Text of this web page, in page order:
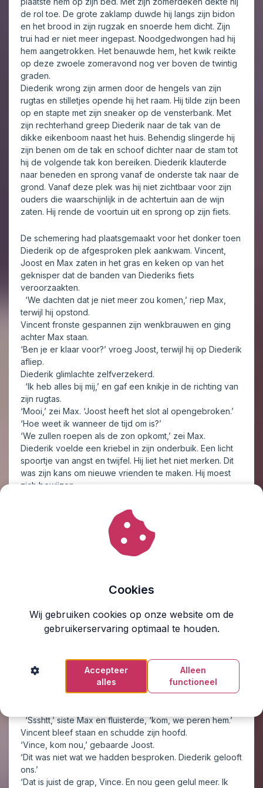
de rol toe. De grote zaklamp duwde hij langs zijn bidon
en het brood in zijn rugzak en snoerde hem dicht. Zijn
trui had er niet meer ingepast. Noodgedwongen had hij
hem aangetrokken. Het benauwde hem, het kwik reikte
op deze zwoele zomeravond nog ver boven de twintig
graden.
Diederik wrong zijn armen door de hengels van zijn
rugtas en stilletjes opende hij het raam. Hij tilde zijn been
op en stapte met zijn sneaker op de vensterbank. Met
zijn rechterhand greep Diederik naar de tak van de
dikke eikenboom naast het huis. Behendig slingerde hij
zijn benen om de tak en schoof dichter naar de stam tot
hij de volgende tak kon bereiken. Diederik klauterde
naar beneden en sprong vanaf de onderste tak naar de
grond. Vanaf deze plek was hij niet zichtbaar voor zijn
ouders die waarschijnlijk in de achtertuin aan de wijn
zaten. Hij rende de voortuin uit en sprong op zijn fiets.
De schemering had plaatsgemaakt voor het donker toen
Diederik op de afgesproken plek aankwam. Vincent,
Joost en Max zaten in het gras en keken op van het
geknisper dat de banden van Diederiks fiets
veroorzaakten.
‘We dachten dat je niet meer zou komen,’ riep Max,
terwijl hij opstond.
Vincent fronste gespannen zijn wenkbrauwen en ging
achter Max staan.
‘Ben je er klaar voor?’ vroeg Joost, terwijl hij op Diederik
afliep.
Diederik glimlachte zelfverzekerd.
‘Ik heb alles bij mij,’ en gaf een knikje in de richting van
zijn rugtas.
‘Mooi,’ zei Max. ‘Joost heeft het slot al opengebroken.’
‘Hoe weet ik wanneer de tijd om is?’
‘We zullen roepen als de zon opkomt,’ zei Max.
Diederik voelde een kriebel in zijn onderbuik. Een licht
spoortje van angst en twijfel. Hij liet het niet merken. Dit
was zijn kans om nieuwe vrienden te maken. Hij moest
zich bewijzen.
‘Natuurlijk,’ zei Diederik ferm.
In drie stappen was Joost bij de zware ijzeren deur met
het hangslot dat hij een half uur geleden met een
koevoet had opengebroken.
Diederik haalde zijn tas van zijn rug, trok de knoop uit
zaklamp eruit. Hij schoof de knop omhoog. De bundel
licht sneed door het donker en verlichtte het
waarschuwingsbord naast de ingang.
‘Succes.’ Joost sloeg met zijn vlakke hand op de
schouder van Diederik, terwijl hij voorbij liep de opening
‘Heb je extra batterijen meegenomen?’ riep Vincent hem
na.
‘Heb ik. Komt goed!’ klonk de stem van Diederik door
het gangenstelsel van de grot.
‘Ssshtt,’ siste Max en fluisterde, ‘kom, we peren hem.’
Vincent bleef staan en schudde zijn hoofd.
‘Vince, kom nou,’ gebaarde Joost.
‘Dit was niet wat we hadden besproken. Diederik gelooft
ons.’
‘Dat is juist de grap, Vince. En nou geen gelul meer. Ik
Cookies
Wij gebruiken cookies op onze website om de
gebruikerservaring optimaal te houden.
Alleen
functioneel
Accepteer
alles